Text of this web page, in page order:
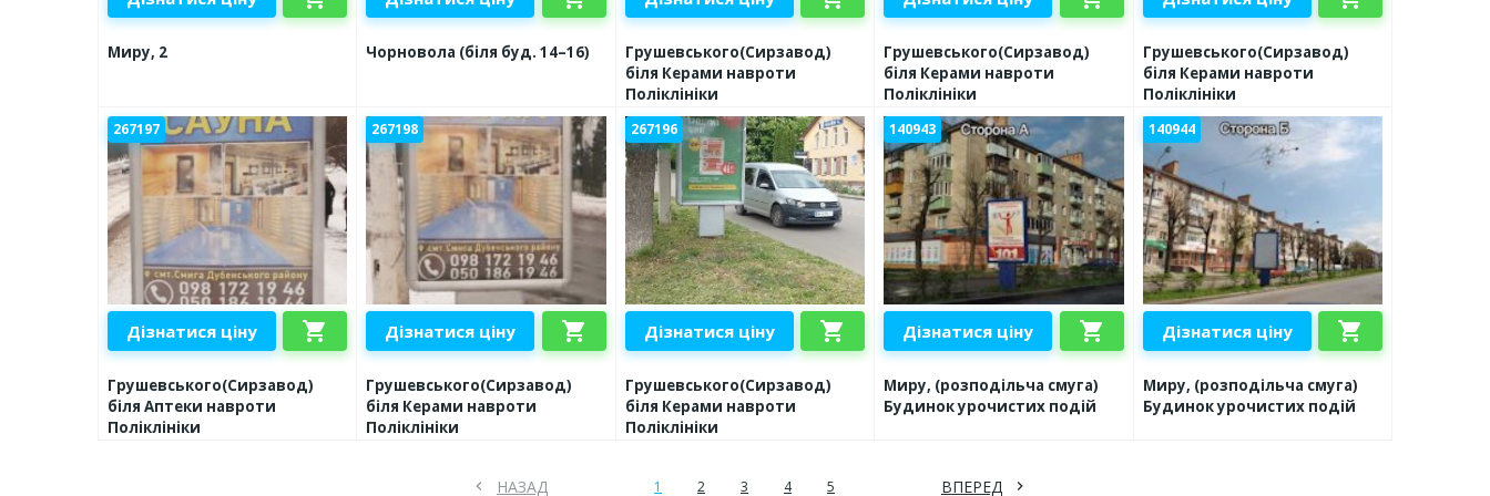
Миру, 2 Чорновола (біля буд. 14–16)
Грушевського(Сирзавод)
біля Керами навроти
Поліклініки
Грушевського(Сирзавод)
біля Керами навроти
Поліклініки
Грушевського(Сирзавод)
біля Керами навроти
Поліклініки
267197
Дізнатися ціну shopping_cart
Грушевського(Сирзавод)
біля Аптеки навроти
Поліклініки
267198
Дізнатися ціну shopping_cart
Грушевського(Сирзавод)
біля Керами навроти
Поліклініки
267196
Дізнатися ціну shopping_cart
Грушевського(Сирзавод)
біля Керами навроти
Поліклініки
140943
Дізнатися ціну shopping_cart
Миру, (розподільча смуга)
Будинок урочистих подій
140944
Дізнатися ціну shopping_cart
Миру, (розподільча смуга)
Будинок урочистих подій
НАЗАД 1 2 3 4 5 ВПЕРЕД